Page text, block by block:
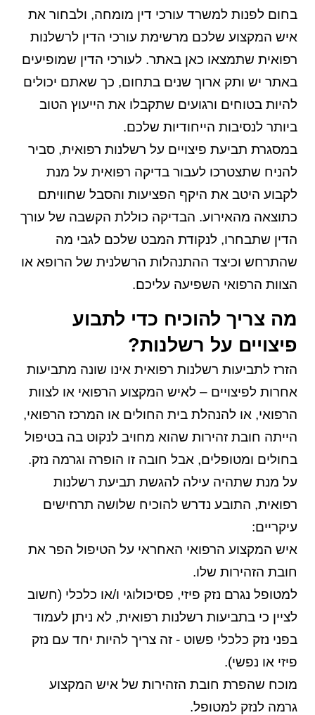
בחום לפנות למשרד עורכי דין מומחה, ולבחור את
איש המקצוע שלכם מרשימת עורכי הדין לרשלנות
רפואית שתמצאו כאן באתר. לעורכי הדין שמופיעים
באתר יש ותק ארוך שנים בתחום, כך שאתם יכולים
להיות בטוחים ורגועים שתקבלו את הייעוץ הטוב
ביותר לנסיבות הייחודיות שלכם.
במסגרת תביעת פיצויים על רשלנות רפואית, סביר
להניח שתצטרכו לעבור בדיקה רפואית על מנת
לקבוע היטב את היקף הפציעות והסבל שחוויתם
כתוצאה מהאירוע. הבדיקה כוללת הקשבה של עורך
הדין שתבחרו, לנקודת המבט שלכם לגבי מה
שהתרחש וכיצד ההתנהלות הרשלנית של הרופא או
הצוות הרפואי השפיעה עליכם.
מה צריך להוכיח כדי לתבוע
פיצויים על רשלנות?
הזרז לתביעות רשלנות רפואית אינו שונה מתביעות
אחרות לפיצויים – לאיש המקצוע הרפואי או לצוות
הרפואי, או להנהלת בית החולים או המרכז הרפואי,
הייתה חובת זהירות שהוא מחויב לנקוט בה בטיפול
בחולים ומטופלים, אבל חובה זו הופרה וגרמה נזק.
על מנת שתהיה עילה להגשת תביעת רשלנות
רפואית, התובע נדרש להוכיח שלושה תרחישים
עיקריים:
איש המקצוע הרפואי האחראי על הטיפול הפר את
חובת הזהירות שלו.
למטופל נגרם נזק פיזי, פסיכולוגי ו/או כלכלי (חשוב
לציין כי בתביעות רשלנות רפואית, לא ניתן לעמוד
בפני נזק כלכלי פשוט - זה צריך להיות יחד עם נזק
פיזי או נפשי).
מוכח שהפרת חובת הזהירות של איש המקצוע
גרמה לנזק למטופל.